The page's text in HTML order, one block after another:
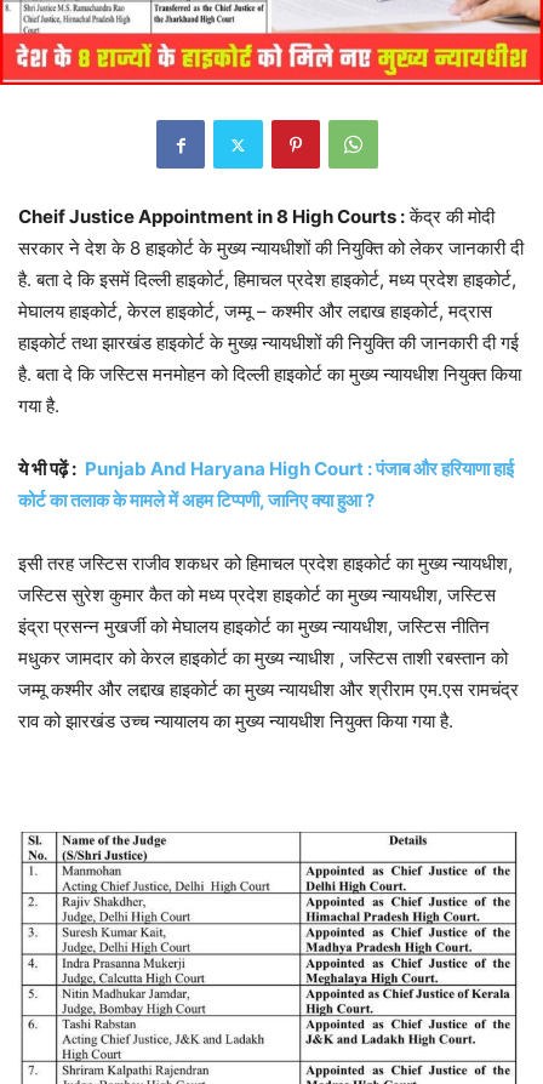
Cheif Justice Appointment in 8 High Courts :केंद्र की मोदी
सरकार ने देश के 8 हाइकोर्ट के मुख्य न्यायधीशों की नियुक्ति को लेकर जानकारी दी
है. बता दे कि इसमें दिल्ली हाइकोर्ट, हिमाचल प्रदेश हाइकोर्ट, मध्य प्रदेश हाइकोर्ट,
मेघालय हाइकोर्ट, केरल हाइकोर्ट, जम्मू – कश्मीर और लद्दाख हाइकोर्ट, मद्रास
हाइकोर्ट तथा झारखंड हाइकोर्ट के मुख्य़ न्यायधीशों की नियुक्ति की जानकारी दी गई
है. बता दे कि जस्टिस मनमोहन को दिल्ली हाइकोर्ट का मुख्य न्यायधीश नियुक्त किया
गया है.
ये भी पढ़ें : Punjab And Haryana High Court : पंजाब और हरियाणा हाई
कोर्ट का तलाक के मामले में अहम टिप्पणी, जानिए क्या हुआ ?
इसी तरह जस्टिस राजीव शकधर को हिमाचल प्रदेश हाइकोर्ट का मुख्य न्यायधीश,
जस्टिस सुरेश कुमार कैत को मध्य प्रदेश हाइकोर्ट का मुख्य न्यायधीश, जस्टिस
इंद्रा प्रसन्न मुखर्जी को मेघालय हाइकोर्ट का मुख्य न्यायधीश, जस्टिस नीतिन
मधुकर जामदार को केरल हाइकोर्ट का मुख्य न्याधीश , जस्टिस ताशी रबस्तान को
जम्मू कश्मीर और लद्दाख हाइकोर्ट का मुख्य न्यायधीश और श्रीराम एम.एस रामचंद्र
राव को झारखंड उच्च न्यायालय का मुख्य न्यायधीश नियुक्त किया गया है.